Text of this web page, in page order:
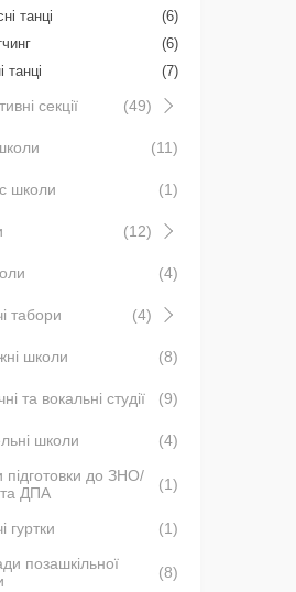
танці
(6)
(6)
танці
(7)
секції (49)
(11)
школи (1)
(12)
(4)
табори (4)
школи (8)
та вокальні студії (9)
школи
(4)
підготовки до ЗНО/
ДПА
(1)
гуртки
(1)
позашкільної
(8)